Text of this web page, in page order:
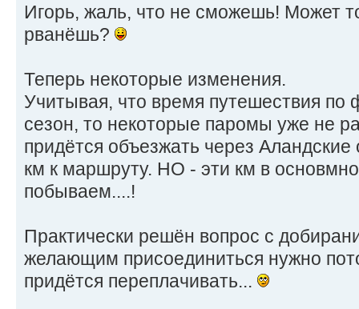
Игорь, жаль, что не сможешь! Может
рванёшь?
Теперь некоторые изменения.
Учитывая, что время путешествия
сезон, то некоторые паромы уже не
придётся объезжать через
км к маршруту. НО - эти км в
побываем....!
Практически решён вопрос с
желающим присоединиться нужно
придётся переплачивать...